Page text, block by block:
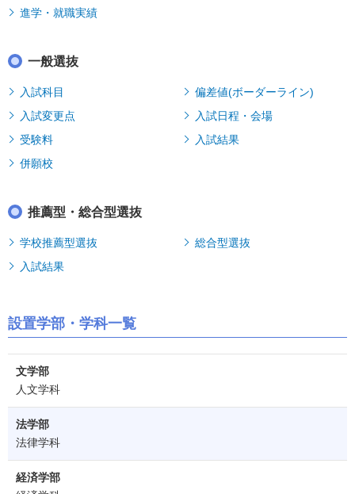
進学・就職実績
一般選抜
入試科目
偏差値(ボーダーライン)
入試変更点
入試日程・会場
受験料
入試結果
併願校
推薦型・総合型選抜
学校推薦型選抜
総合型選抜
入試結果
設置学部・学科一覧
文学部
人文学科
法学部
法律学科
経済学部